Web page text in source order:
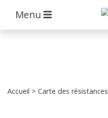
Menu
Accueil > Carte des résistances